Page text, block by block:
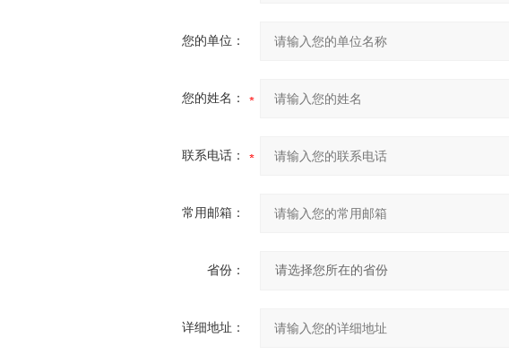
您的单位：
您的姓名：
联系电话：
常用邮箱：
省份：
详细地址：